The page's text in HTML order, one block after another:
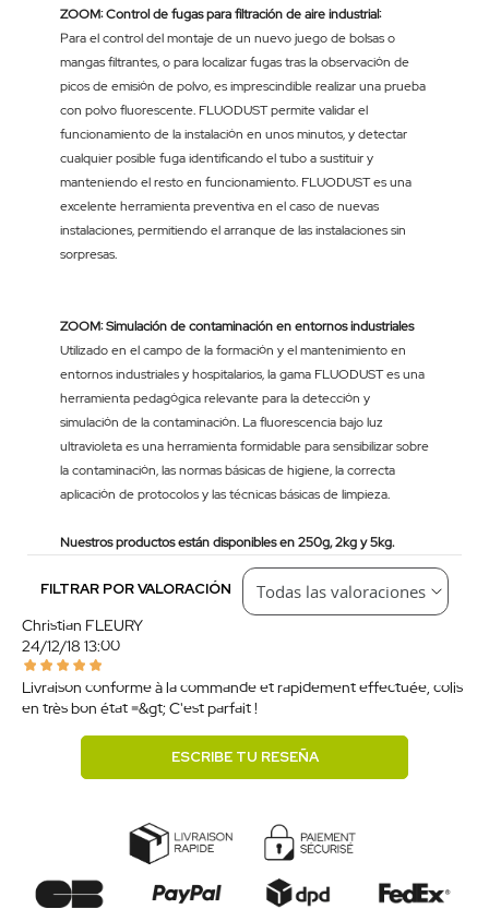
ZOOM: Control de fugas para filtración de aire industrial:
Para el control del montaje de un nuevo juego de bolsas o
mangas filtrantes, o para localizar fugas tras la observación de
picos de emisión de polvo, es imprescindible realizar una prueba
con polvo fluorescente. FLUODUST permite validar el
funcionamiento de la instalación en unos minutos, y detectar
cualquier posible fuga identificando el tubo a sustituir y
manteniendo el resto en funcionamiento. FLUODUST es una
excelente herramienta preventiva en el caso de nuevas
instalaciones, permitiendo el arranque de las instalaciones sin
sorpresas.
ZOOM: Simulación de contaminación en entornos industriales
Utilizado en el campo de la formación y el mantenimiento en
entornos industriales y hospitalarios, la gama FLUODUST es una
herramienta pedagógica relevante para la detección y
simulación de la contaminación. La fluorescencia bajo luz
ultravioleta es una herramienta formidable para sensibilizar sobre
la contaminación, las normas básicas de higiene, la correcta
aplicación de protocolos y las técnicas básicas de limpieza.
Nuestros productos están disponibles en 250g, 2kg y 5kg.
FILTRAR POR VALORACIÓN
Christian FLEURY
24/12/18 13:00
Livraison conforme à la commande et rapidement effectuée, colis
en très bon état =&gt; C'est parfait !
ESCRIBE TU RESEÑA